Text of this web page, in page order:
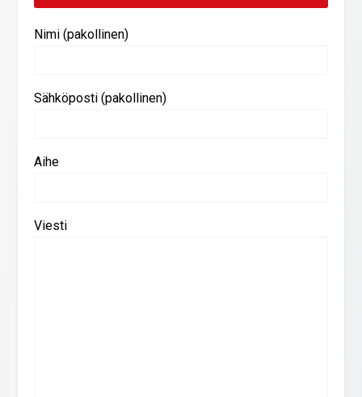
Nimi (pakollinen)
Sähköposti (pakollinen)
Aihe
Viesti